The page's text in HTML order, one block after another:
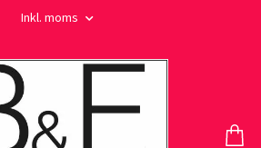
Inkl. moms